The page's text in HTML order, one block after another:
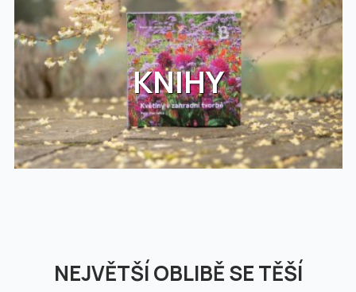
KNIHY
NEJVĚTŠÍ OBLIBĚ SE TĚŠÍ